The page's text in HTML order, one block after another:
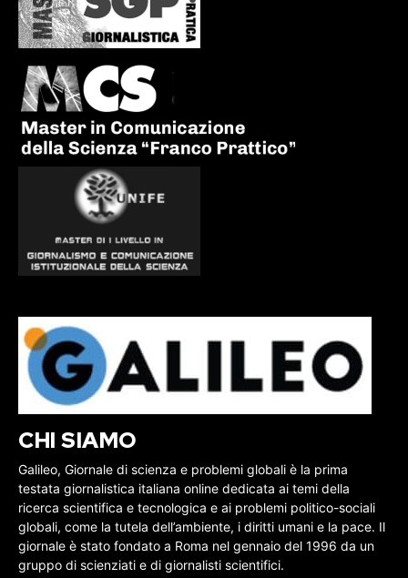
CHI SIAMO
Galileo, Giornale di scienza e problemi globali è la prima
testata giornalistica italiana online dedicata ai temi della
ricerca scientifica e tecnologica e ai problemi politico-sociali
globali, come la tutela dell’ambiente, i diritti umani e la pace. Il
giornale è stato fondato a Roma nel gennaio del 1996 da un
gruppo di scienziati e di giornalisti scientifici.